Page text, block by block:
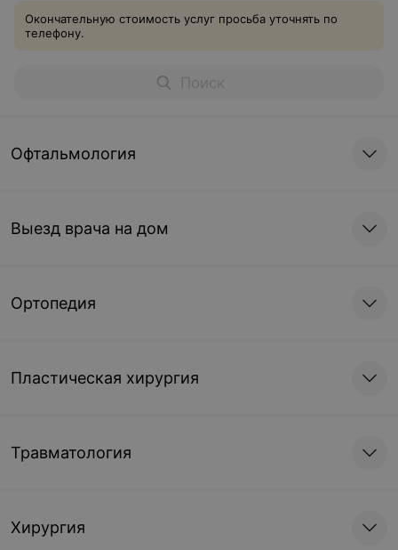
Окончательную стоимость услуг просьба уточнять по
телефону.
Офтальмология
Выезд врача на дом
Ортопедия
Пластическая хирургия
Травматология
Хирургия